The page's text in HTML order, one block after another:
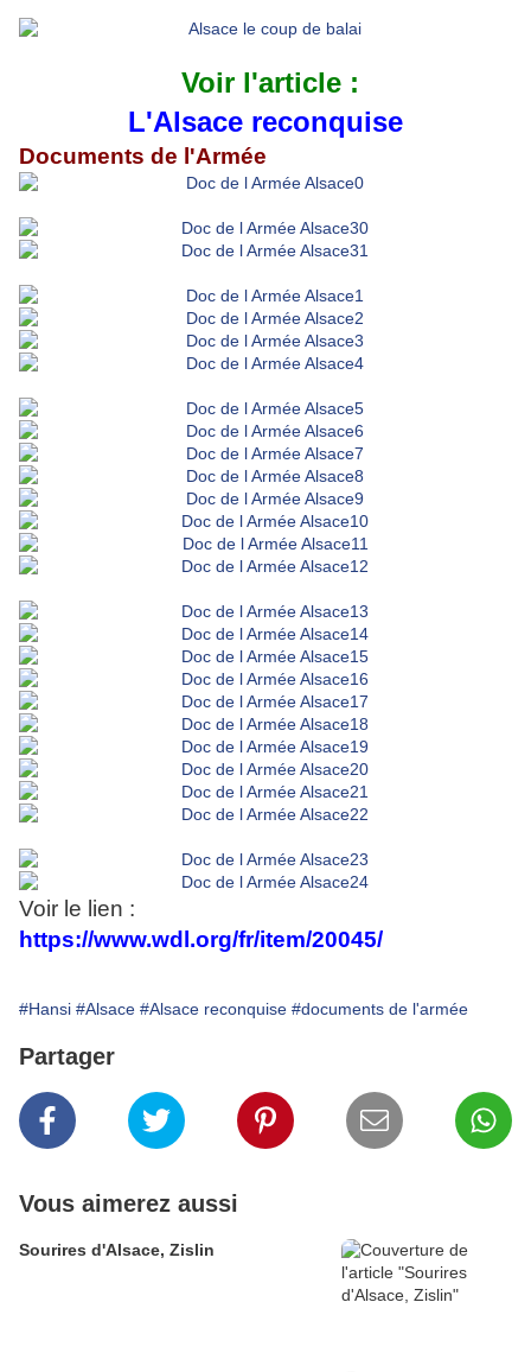
Voir l'article :
L'Alsace reconquise
Documents de l'Armée
Voir le lien :
https://www.wdl.org/fr/item/20045/
#Hansi #Alsace #Alsace reconquise #documents de l'armée
Partager
Vous aimerez aussi
Sourires d'Alsace, Zislin